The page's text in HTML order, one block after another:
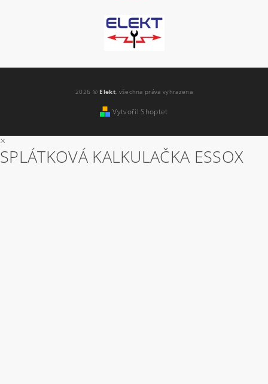
2026 © Elekt, všechna práva vyhrazena
Vytvořil Shoptet
×
SPLÁTKOVÁ KALKULAČKA ESSOX